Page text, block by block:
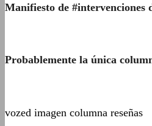
Manifiesto de #intervenciones
Probablemente la única
vozed imagen columna reseñas